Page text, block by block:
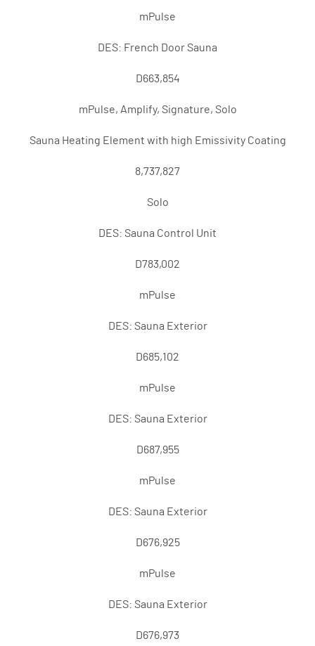
mPulse
DES: French Door Sauna
D663,854
mPulse, Amplify, Signature, Solo
Sauna Heating Element with high Emissivity Coating
8,737,827
Solo
DES: Sauna Control Unit
D783,002
mPulse
DES: Sauna Exterior
D685,102
mPulse
DES: Sauna Exterior
D687,955
mPulse
DES: Sauna Exterior
D676,925
mPulse
DES: Sauna Exterior
D676,973